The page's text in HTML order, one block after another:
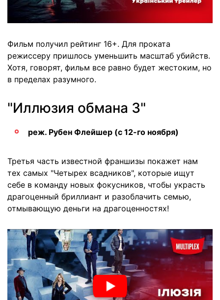
Фильм получил рейтинг 16+. Для проката
режиссеру пришлось уменьшить масштаб убийств.
Хотя, говорят, фильм все равно будет жестоким, но
в пределах разумного.
"Иллюзия обмана 3"
реж. Рубен Флейшер (с 12-го ноября)
Третья часть известной франшизы покажет нам
тех самых "Четырех всадников", которые ищут
себе в команду новых фокусников, чтобы украсть
драгоценный бриллиант и разоблачить семью,
отмывающую деньги на драгоценностях!